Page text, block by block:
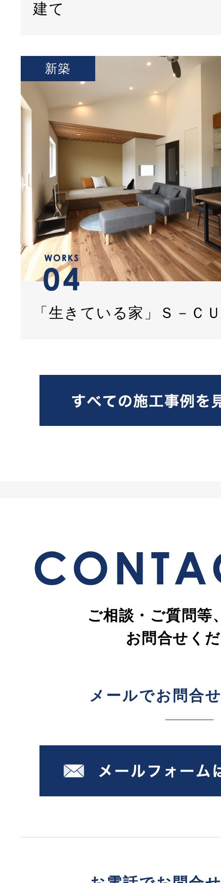
建て
「生きている家」Ｓ－Ｃ
新築
ご相談・ご質問等
お問合せく
メールでお問合